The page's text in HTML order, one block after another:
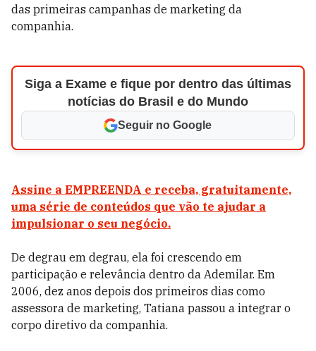
das primeiras campanhas de marketing da
companhia.
Siga a Exame e fique por dentro das últimas
notícias do Brasil e do Mundo
Seguir no Google
Assine a EMPREENDA e receba, gratuitamente,
uma série de conteúdos que vão te ajudar a
impulsionar o seu negócio.
De degrau em degrau, ela foi crescendo em
participação e relevância dentro da Ademilar. Em
2006, dez anos depois dos primeiros dias como
assessora de marketing, Tatiana passou a integrar o
corpo diretivo da companhia.